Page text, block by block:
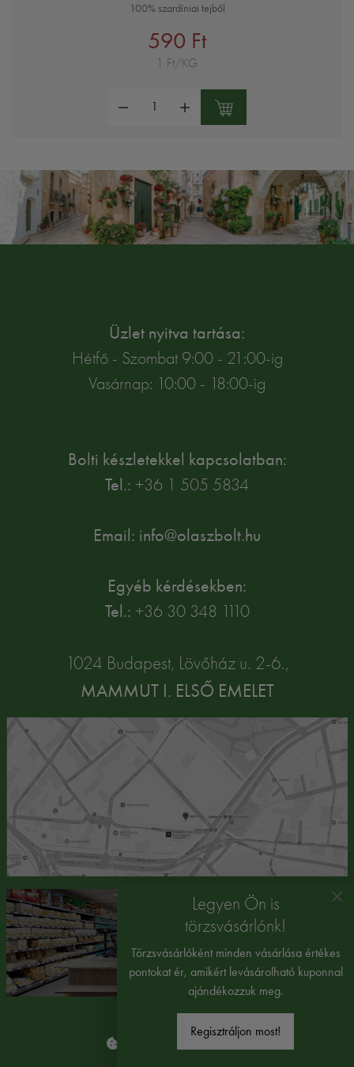
100% szardíniai tejből
590 Ft
1 Ft/KG
Üzlet nyitva tartása:
Hétfő - Szombat 9:00 - 21:00-ig
Vasárnap: 10:00 - 18:00-ig
Bolti készletekkel kapcsolatban:
Tel.: +36 1 505 5834
Email: info@olaszbolt.hu
Egyéb kérdésekben:
Tel.: +36 30 348 1110
1024 Budapest, Lövőház u. 2-6.,
MAMMUT I. ELSŐ EMELET
×
Legyen Ön is
törzsvásárlónk!
Törzsvásárlóként minden vásárlása értékes
pontokat ér, amikért levásárolható kuponnal
ajándékozzuk meg.
Regisztráljon most!